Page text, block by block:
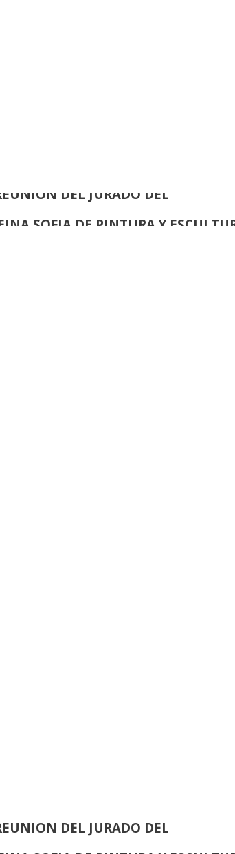
DEL JURADO DEL
SOFIA DE PINTURA Y
DEL JURADO DEL